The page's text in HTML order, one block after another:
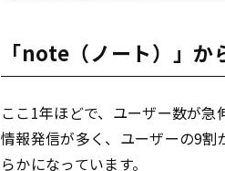
「note（ノート）」
ここ1年ほどで、ユーザー数が
情報発信が多く、ユーザーの9
らかになっています。